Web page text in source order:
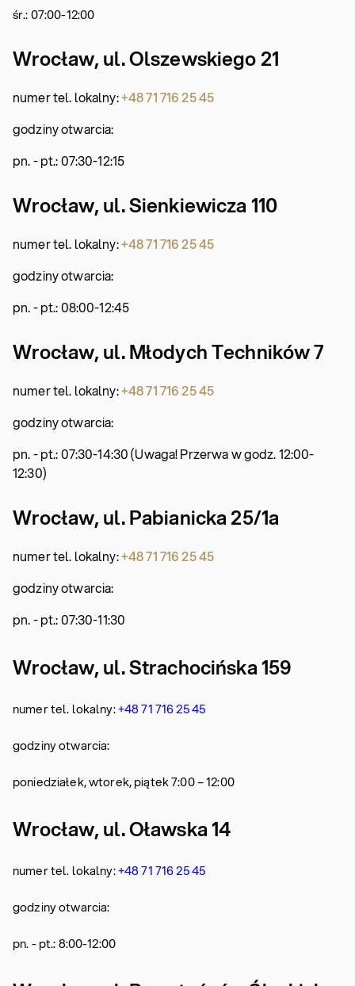
śr.: 07:00-12:00
Wrocław, ul. Olszewskiego 21
numer tel. lokalny:+48 71 716 25 45
godziny otwarcia:
pn. - pt.: 07:30-12:15
Wrocław, ul. Sienkiewicza 110
numer tel. lokalny:+48 71 716 25 45
godziny otwarcia:
pn. - pt.: 08:00-12:45
Wrocław, ul. Młodych Techników 7
numer tel. lokalny:+48 71 716 25 45
godziny otwarcia:
pn. - pt.: 07:30-14:30 (Uwaga! Przerwa w godz. 12:00-
12:30)
Wrocław, ul. Pabianicka 25/1a
numer tel. lokalny:+48 71 716 25 45
godziny otwarcia:
pn. - pt.: 07:30-11:30
Wrocław, ul. Strachocińska 159
numer tel. lokalny:+48 71 716 25 45
godziny otwarcia:
poniedziałek, wtorek, piątek 7:00 – 12:00
Wrocław, ul. Oławska 14
numer tel. lokalny:+48 71 716 25 45
godziny otwarcia:
pn. - pt.: 8:00-12:00